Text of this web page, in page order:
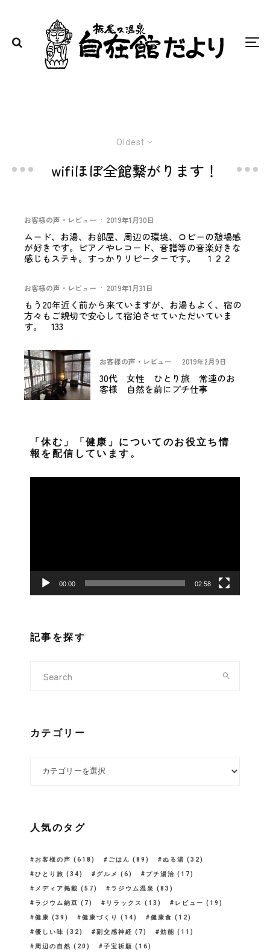
Oldest
wifiほぼ全館繋がります！
お客様の声・レビュー · 2019年1月30日
ムード、お湯、お部屋、周辺の環境、ロビーの憩場感
が好きです。ピアノやレコード、音譜等の音楽好きな
感じもステキ。すっかりリピーターです。 １２２
お客様の声・レビュー · 2019年1月31日
もう20年近く前から来ていますが、お湯もよく、宿の
方々もご親切で安心して宿泊させていただいていま
す。 133
お客様の声・レビュー · 2019年2月9日
30代 女性 ひとり旅 常連のお
客様 自然を前にプチ仕事
「休む」「健康」についてのお役立ち情
報を配信しています。
ー
00:00 02:58
記事を探す
カテゴリー
人気のタグ
お客様の声 (618) ごはん (89) ぬる湯 (32)
ひとり旅 (34) グルメ (6) プチ湯治 (17)
メディア掲載 (57) ラジウム温泉 (83)
ラジウム納豆 (7) リラックス (13) レビュー (19)
健康 (39) 健康づくり (14) 健康食 (12)
優しい味 (32) 副交感神経 (7) 効能 (11)
周辺の自然 (20) 子宝祈願 (16)